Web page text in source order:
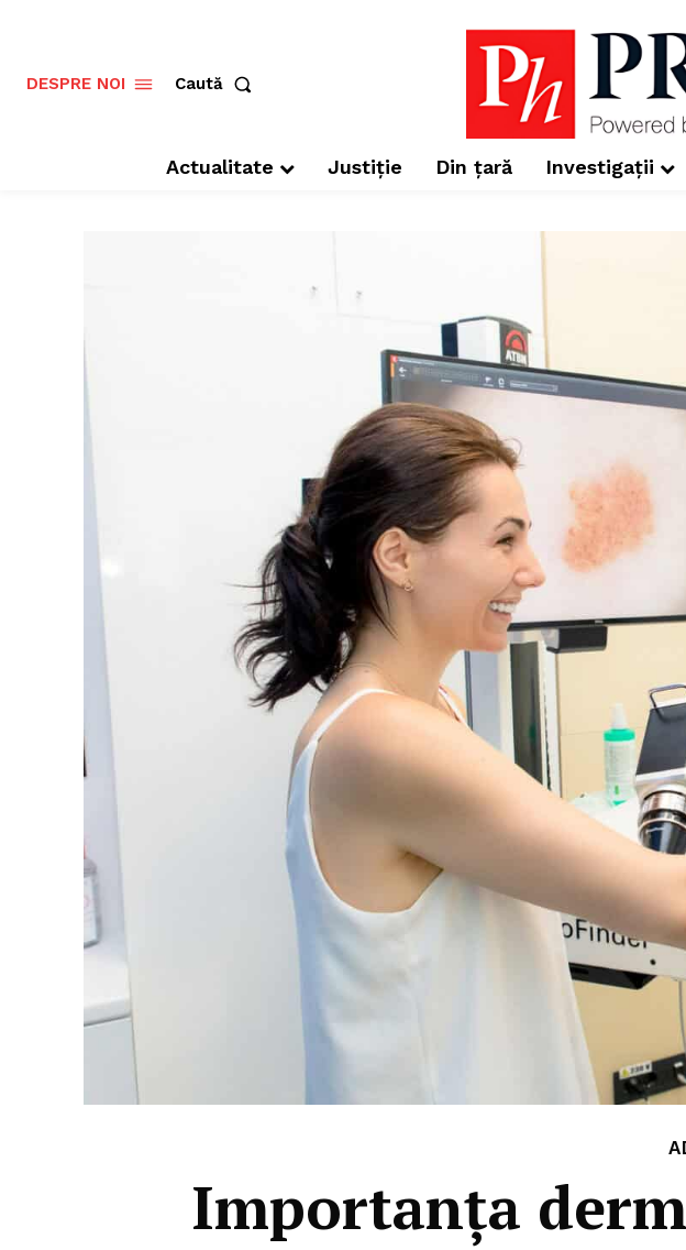
DESPRE NOI Caută
Actualitate Justiție Din țară Investigații
Importanța